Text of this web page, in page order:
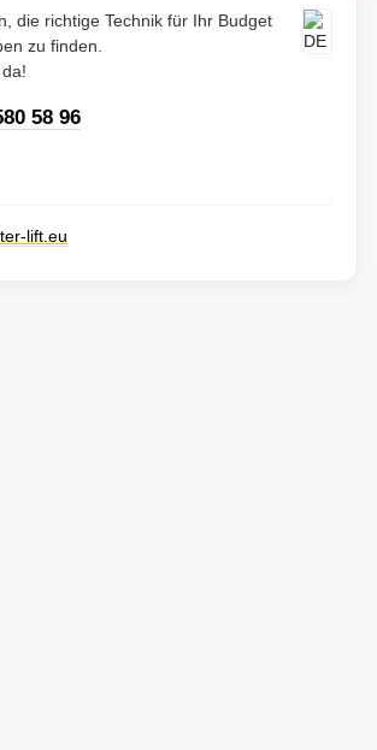
die richtige Technik für Ihr Budget
zu finden.
58 96
lift.eu